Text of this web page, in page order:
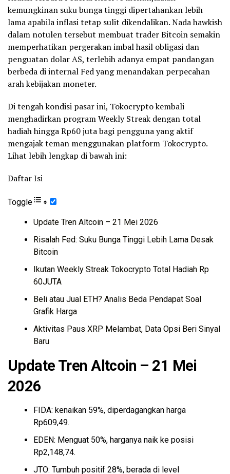
kemungkinan suku bunga tinggi dipertahankan lebih
lama apabila inflasi tetap sulit dikendalikan. Nada hawkish
dalam notulen tersebut membuat trader Bitcoin semakin
memperhatikan pergerakan imbal hasil obligasi dan
penguatan dolar AS, terlebih adanya empat pandangan
berbeda di internal Fed yang menandakan perpecahan
arah kebijakan moneter.
Di tengah kondisi pasar ini, Tokocrypto kembali
menghadirkan program Weekly Streak dengan total
hadiah hingga Rp60 juta bagi pengguna yang aktif
mengajak teman menggunakan platform Tokocrypto.
Lihat lebih lengkap di bawah ini:
Daftar Isi
Toggle
Update Tren Altcoin – 21 Mei 2026
Risalah Fed: Suku Bunga Tinggi Lebih Lama Desak
Bitcoin
Ikutan Weekly Streak Tokocrypto Total Hadiah Rp
60JUTA
Beli atau Jual ETH? Analis Beda Pendapat Soal
Grafik Harga
Aktivitas Paus XRP Melambat, Data Opsi Beri Sinyal
Baru
Update Tren Altcoin – 21 Mei
2026
FIDA: kenaikan 59%, diperdagangkan harga
Rp609,49.
EDEN: Menguat 50%, harganya naik ke posisi
Rp2,148,74.
JTO: Tumbuh positif 28%, berada di level